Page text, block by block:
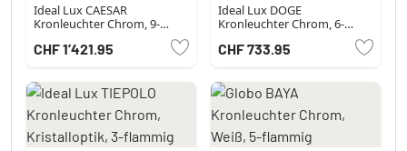
Ideal Lux CAESAR
Kronleuchter Chrom, 9-
CHF 1’421.95
Ideal Lux DOGE
Kronleuchter Chrom, 6-
CHF 733.95